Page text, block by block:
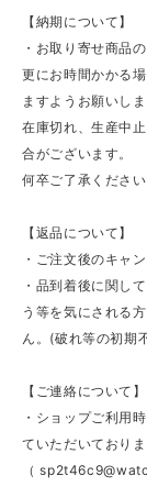
【納期について】
・お取り寄せ商品
更にお時間かかる
ますようお願いしま
在庫切れ、生産中
合がございます。
何卒ご了承ください
【返品について】
・ご注文後のキャ
・品到着後に関し
う等を気にされる
ん。(破れ等の初期
【ご連絡について】
・ショップご利用
ていただいておりま
（